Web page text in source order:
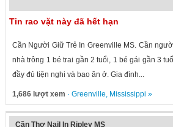
Tin rao vặt này đã hết hạn
Cần Người Giữ Trẻ In Greenville MS. Cần
nhà trông 1 bé trai gần 2 tuổi, 1 bé gái gần 3
đầy đủ tiện nghi và bao ăn ở. Gia đình...
1,686 lượt xem · Greenville, Mississippi »
Cần Thợ Nail In Ripley MS